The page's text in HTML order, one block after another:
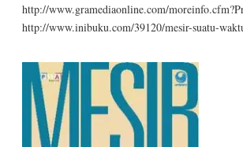
http://www.gramediaonline.com/
http://www.inibuku.com/39120/mesir-suatu-